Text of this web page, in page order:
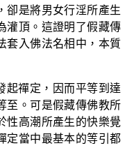
卻是將男女行淫所產生
灌頂。這證明了假藏傳
套入佛法名相中，本質
起禪定，因而平等到達
至。可是假藏傳佛教所
性高潮所產生的快樂覺
定當中最基本的等引都